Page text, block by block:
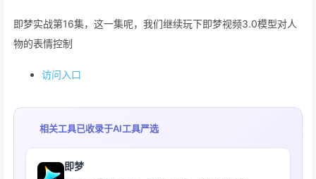
即梦实战第16集，这一集呢，我们继续玩下即梦视频3.0模型对人
物的表情控制
访问入口
相关工具已收录于AI工具严选
即梦